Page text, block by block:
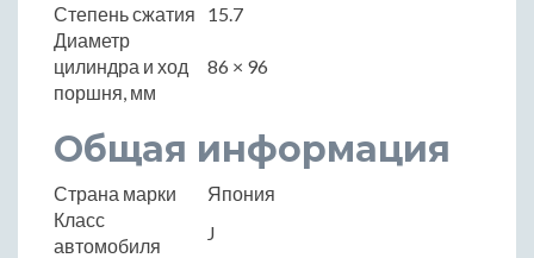
Степень сжатия
15.7
Диаметр
цилиндра и ход
поршня, мм
86 × 96
Общая информация
Страна марки
Япония
Класс
автомобиля
J